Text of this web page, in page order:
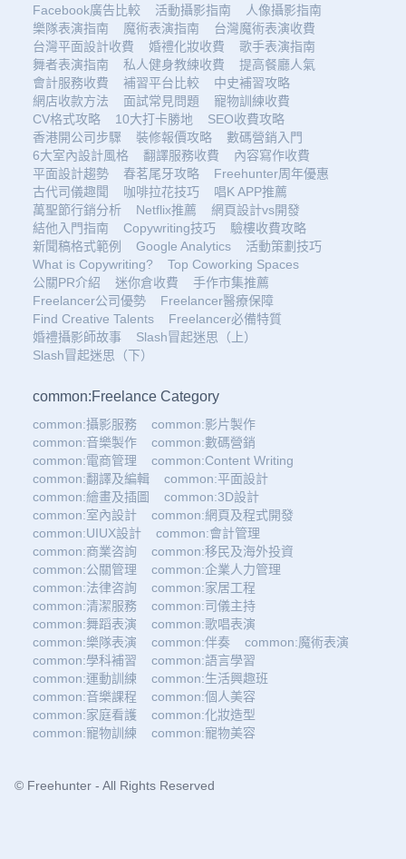
Facebook廣告比較
活動攝影指南
人像攝影指南
樂隊表演指南
魔術表演指南
台灣魔術表演收費
台灣平面設計收費
婚禮化妝收費
歌手表演指南
舞者表演指南
私人健身教練收費
提高餐廳人氣
會計服務收費
補習平台比較
中史補習攻略
網店收款方法
面試常見問題
寵物訓練收費
CV格式攻略
10大打卡勝地
SEO收費攻略
香港開公司步驟
裝修報價攻略
數碼營銷入門
6大室內設計風格
翻譯服務收費
內容寫作收費
平面設計趨勢
春茗尾牙攻略
Freehunter周年優惠
古代司儀趣聞
咖啡拉花技巧
唱K APP推薦
萬聖節行銷分析
Netflix推薦
網頁設計vs開發
結他入門指南
Copywriting技巧
驗樓收費攻略
新聞稿格式範例
Google Analytics
活動策劃技巧
What is Copywriting?
Top Coworking Spaces
公關PR介紹
迷你倉收費
手作市集推薦
Freelancer公司優勢
Freelancer醫療保障
Find Creative Talents
Freelancer必備特質
婚禮攝影師故事
Slash冒起迷思（上）
Slash冒起迷思（下）
common:Freelance Category
common:攝影服務
common:影片製作
common:音樂製作
common:數碼營銷
common:電商管理
common:Content Writing
common:翻譯及編輯
common:平面設計
common:繪畫及插圖
common:3D設計
common:室內設計
common:網頁及程式開發
common:UIUX設計
common:會計管理
common:商業咨詢
common:移民及海外投資
common:公關管理
common:企業人力管理
common:法律咨詢
common:家居工程
common:清潔服務
common:司儀主持
common:舞蹈表演
common:歌唱表演
common:樂隊表演
common:伴奏
common:魔術表演
common:學科補習
common:語言學習
common:運動訓練
common:生活興趣班
common:音樂課程
common:個人美容
common:家庭看護
common:化妝造型
common:寵物訓練
common:寵物美容
© Freehunter - All Rights Reserved